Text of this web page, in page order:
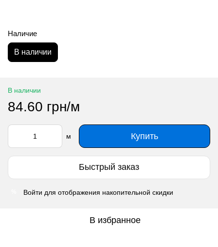
Наличие
В наличии
В наличии
84.60 грн/м
м Купить
Быстрый заказ
Войти для отображения накопительной скидки
В избранное